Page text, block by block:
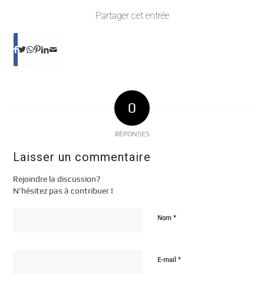
Partager cet entrée
0
RÉPONSES
Laisser un commentaire
Rejoindre la discussion?
N’hésitez pas à contribuer !
Nom*
E-mail*